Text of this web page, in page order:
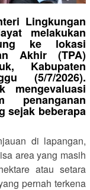
Lingkungan
melakukan
ke lokasi
Akhir (TPA)
Kabupaten
(5/7/2026).
mengevaluasi
penanganan
sejak beberapa
di lapangan,
area yang masih
atau setara
pernah terkena